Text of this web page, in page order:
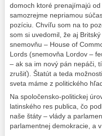
domoch ktoré prenajímajú
samozrejme nepriamou
pozíciu. Chvíľu som na to
som si uvedomil, že aj
snemovňu – House of
Lords (snemovňa Lordov –
– ak sa im nový pán nepáči,
zrušiť). Štatút a teda
sveta máme z politického
Na spoločensko-politickej
latinského res publica, čo
naše štáty – vlády a
parlamentnej demokracie, a